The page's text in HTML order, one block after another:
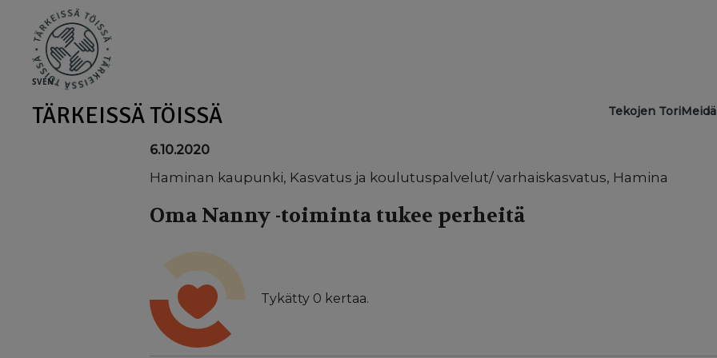
SVEN
TÄRKEISSÄ TÖISSÄ Main
Tekojen Tori
6.10.2020
Haminan kaupunki, Kasvatus ja koulutuspalvelut/ varhaiskasvatus, Hamina
Oma Nanny -toiminta tukee perheitä
Tykätty 0 kertaa.